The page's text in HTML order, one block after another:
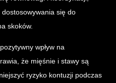
się do
skoków.
wpływ na
że mięśnie i stawy są
ryzyko kontuzji podczas